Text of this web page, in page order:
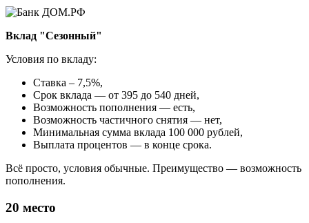
Вклад "Сезонный"
Условия по вкладу:
Ставка – 7,5%,
Срок вклада — от 395 до 540 дней,
Возможность пополнения — есть,
Возможность частичного снятия — нет,
Минимальная сумма вклада 100 000 рублей,
Выплата процентов — в конце срока.
Всё просто, условия обычные. Преимущество — возможность
пополнения.
20 место